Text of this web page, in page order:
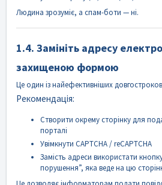
Людина зрозуміє, а спам-боти — ні.
1.4. Замініть адресу
захищеною формою
Це один із найефективніших
Рекомендація:
Створити окрему сторінку для
порталі
Увімкнути CAPTCHA / reCAPTCHA
Замість адреси використати
порушення”, яка веде на цю